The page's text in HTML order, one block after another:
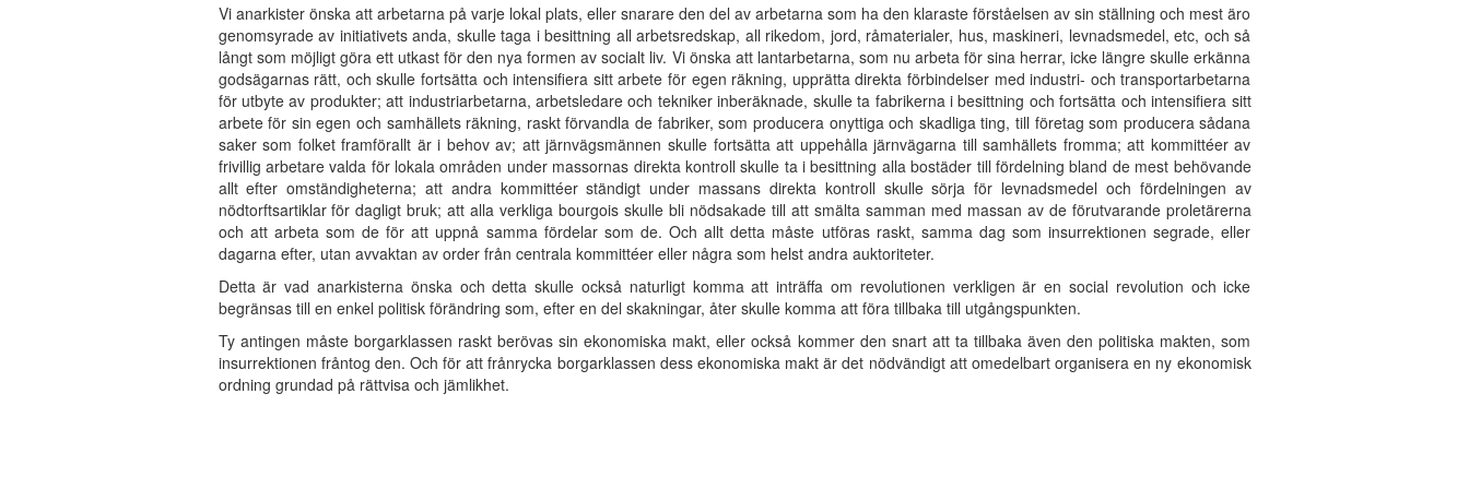
Vi anarkister önska att arbetarna på varje lokal plats, eller snarare den del av arbetarna som ha den klaraste förståelsen av sin ställning och mest äro
genomsyrade av initiativets anda, skulle taga i besittning all arbetsredskap, all rikedom, jord, råmaterialer, hus, maskineri, levnadsmedel, etc, och så
långt som möjligt göra ett utkast för den nya formen av socialt liv. Vi önska att lantarbetarna, som nu arbeta för sina herrar, icke längre skulle erkänna
godsägarnas rätt, och skulle fortsätta och intensifiera sitt arbete för egen räkning, upprätta direkta förbindelser med industri- och transportarbetarna
för utbyte av produkter; att industriarbetarna, arbetsledare och tekniker inberäknade, skulle ta fabrikerna i besittning och fortsätta och intensifiera sitt
arbete för sin egen och samhällets räkning, raskt förvandla de fabriker, som producera onyttiga och skadliga ting, till företag som producera sådana
saker som folket framförallt är i behov av; att järnvägsmännen skulle fortsätta att uppehålla järnvägarna till samhällets fromma; att kommittéer av
frivillig arbetare valda för lokala områden under massornas direkta kontroll skulle ta i besittning alla bostäder till fördelning bland de mest behövande
allt efter omständigheterna; att andra kommittéer ständigt under massans direkta kontroll skulle sörja för levnadsmedel och fördelningen av
nödtorftsartiklar för dagligt bruk; att alla verkliga bourgois skulle bli nödsakade till att smälta samman med massan av de förutvarande proletärerna
och att arbeta som de för att uppnå samma fördelar som de. Och allt detta måste utföras raskt, samma dag som insurrektionen segrade, eller
dagarna efter, utan avvaktan av order från centrala kommittéer eller några som helst andra auktoriteter.
Detta är vad anarkisterna önska och detta skulle också naturligt komma att inträffa om revolutionen verkligen är en social revolution och icke
begränsas till en enkel politisk förändring som, efter en del skakningar, åter skulle komma att föra tillbaka till utgångspunkten.
Ty antingen måste borgarklassen raskt berövas sin ekonomiska makt, eller också kommer den snart att ta tillbaka även den politiska makten, som
insurrektionen fråntog den. Och för att frånrycka borgarklassen dess ekonomiska makt är det nödvändigt att omedelbart organisera en ny ekonomisk
ordning grundad på rättvisa och jämlikhet.